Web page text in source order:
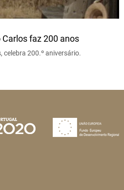
faz 200 anos
celebra 200.º aniversário.